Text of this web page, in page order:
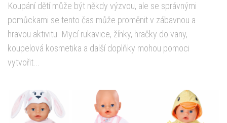
Koupání dětí může být někdy výzvou, ale se správnými
pomůckami se tento čas může proměnit v zábavnou a
hravou aktivitu. Mycí rukavice, žínky, hračky do vany,
koupelová kosmetika a další doplňky mohou pomoci
vytvořit...